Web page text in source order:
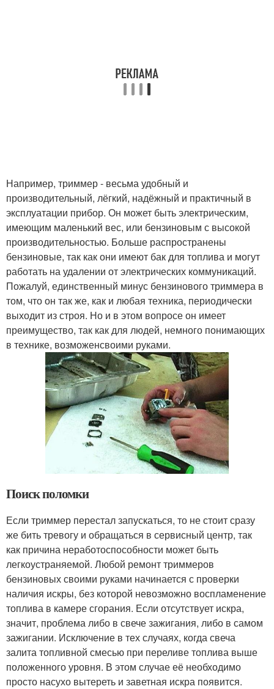
Например, триммер - весьма удобный и
производительный, лёгкий, надёжный и практичный в
эксплуатации прибор. Он может быть электрическим,
имеющим маленький вес, или бензиновым с высокой
производительностью. Больше распространены
бензиновые, так как они имеют бак для топлива и могут
работать на удалении от электрических коммуникаций.
Пожалуй, единственный минус бензинового триммера в
том, что он так же, как и любая техника, периодически
выходит из строя. Но и в этом вопросе он имеет
преимущество, так как для людей, немного понимающих
в технике, возможенсвоими руками.
Поиск поломки
Если триммер перестал запускаться, то не стоит сразу
же бить тревогу и обращаться в сервисный центр, так
как причина неработоспособности может быть
легкоустраняемой. Любой ремонт триммеров
бензиновых своими руками начинается с проверки
наличия искры, без которой невозможно воспламенение
топлива в камере сгорания. Если отсутствует искра,
значит, проблема либо в свече зажигания, либо в самом
зажигании. Исключение в тех случаях, когда свеча
залита топливной смесью при переливе топлива выше
положенного уровня. В этом случае её необходимо
просто насухо вытереть и заветная искра появится.